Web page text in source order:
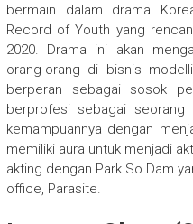
bermain dalam drama
Record of Youth yang
2020. Drama ini akan
orang-orang di bisnis
berperan sebagai sosok
berprofesi sebagai
kemampuannya dengan
memiliki aura untuk menjadi
akting dengan Park So Dam
office, Parasite.